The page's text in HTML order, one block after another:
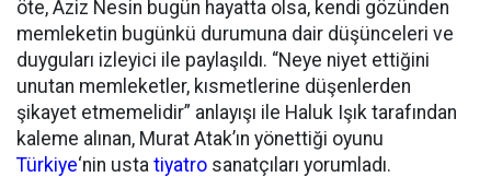
öte, Aziz Nesin bugün hayatta olsa, kendi gözünden
memleketin bugünkü durumuna dair düşünceleri ve
duyguları izleyici ile paylaşıldı. “Neye niyet ettiğini
unutan memleketler, kısmetlerine düşenlerden
şikayet etmemelidir” anlayışı ile Haluk Işık tarafından
kaleme alınan, Murat Atak’ın yönettiği oyunu
Türkiye‘nin usta tiyatro sanatçıları yorumladı.